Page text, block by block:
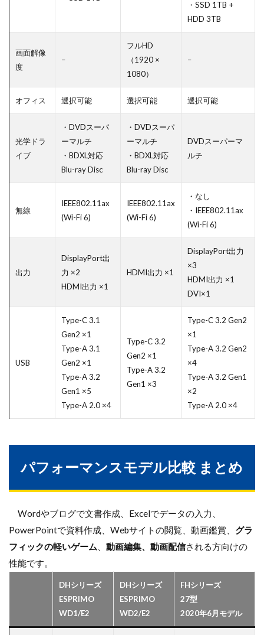
・SSD 1TB +
HDD 3TB
画面解像
度
–
フルHD
（1920 ×
1080）
–
オフィス 選択可能 選択可能 選択可能
光学ドラ
イブ
・DVDスーパ
ーマルチ
・BDXL対応
Blu-ray Disc
・DVDスーパ
ーマルチ
・BDXL対応
Blu-ray Disc
DVDスーパーマ
ルチ
無線
IEEE802.11ax
(Wi-Fi 6)
IEEE802.11ax
(Wi-Fi 6)
・なし
・IEEE802.11ax
(Wi-Fi 6)
出力
DisplayPort出
力 ×2
HDMI出力 ×1
HDMI出力 ×1
DisplayPort出力
×3
HDMI出力 ×1
DVI×1
USB
Type-C 3.1
Gen2 ×1
Type-A 3.1
Gen2 ×1
Type-A 3.2
Gen1 ×5
Type-A 2.0 ×4
Type-C 3.2
Gen2 ×1
Type-A 3.2
Gen1 ×3
Type-C 3.2 Gen2
×1
Type-A 3.2 Gen2
×4
Type-A 3.2 Gen1
×2
Type-A 2.0 ×4
パフォーマンスモデル比較 まとめ
Wordやブログで文書作成、Excelでデータの入力、
PowerPointで資料作成、Webサイトの閲覧、動画鑑賞、 グラ
フィックの軽いゲーム
動画編集、動画配信される方向けの
性能です。
DHシリーズ
ESPRIMO
WD1/E2
DHシリーズ
ESPRIMO
WD2/E2
FHシリーズ
27型
2020年6月モデル